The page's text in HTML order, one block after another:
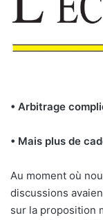
• Arbitrage
• Mais plus de
Au moment où
discussions
sur la proposition